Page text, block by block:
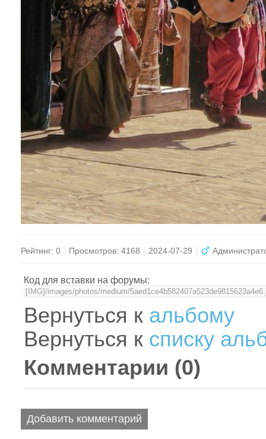
Рейтинг: 0 Просмотров:4168 2024-07-29
Код для вставки на форумы:
Вернуться к альбому
Вернуться к списку
Комментарии (0)
Добавить комментарий